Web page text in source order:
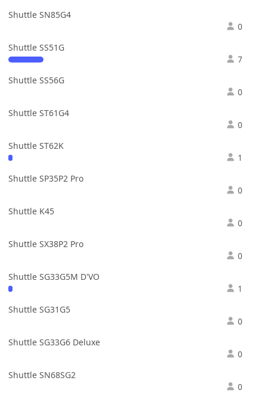
Shuttle SN85G4
0
Shuttle SS51G
7
Shuttle SS56G
0
Shuttle ST61G4
0
Shuttle ST62K
1
Shuttle SP35P2 Pro
0
Shuttle K45
0
Shuttle SX38P2 Pro
0
Shuttle SG33G5M D'VO
1
Shuttle SG31G5
0
Shuttle SG33G6 Deluxe
0
Shuttle SN68SG2
0